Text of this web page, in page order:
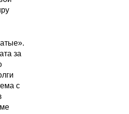
за
с